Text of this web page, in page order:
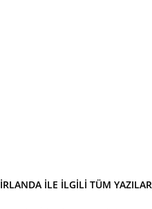
İRLANDA ILE ILGILI TÜM YAZILAR